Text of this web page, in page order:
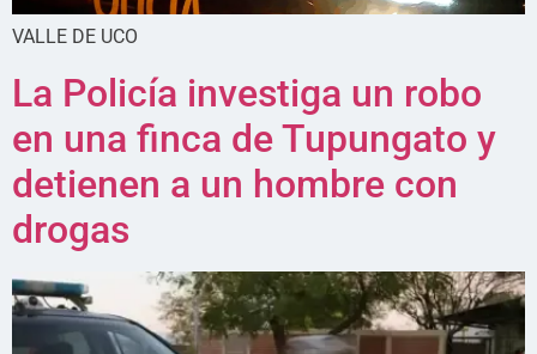
VALLE DE UCO
La Policía investiga un robo
en una finca de Tupungato y
detienen a un hombre con
drogas